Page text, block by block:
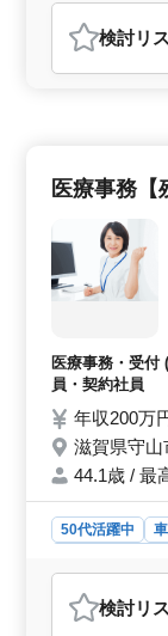
おすすめポ
＜働きやすさ
ライフバラン
ッフが活躍し
す。 ＜通勤
場も完備され
変便利です。
も選択できる
柔軟な環境
ですが、診療
験を活かしな
のが魅力です
スがあります。
検討リ
医療事務【
医療事務・受付
員・契約社員
年収200万
滋賀県守山
44.1歳 / 最
50代活躍中
おすすめポ
検討リ